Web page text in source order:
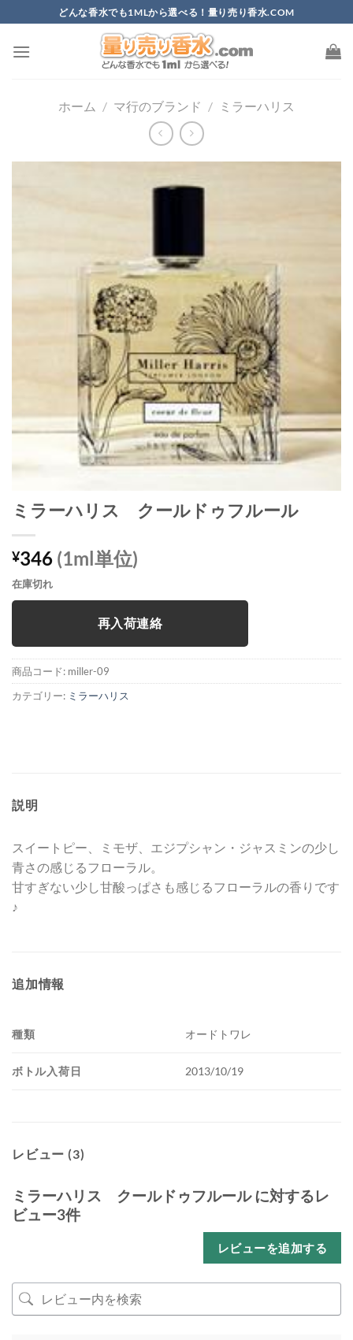
to
content
どんな香水でも1MLから選べる！量り売り香水.COM
ホーム / マ行のブランド / ミラーハリス
ミラーハリス クールドゥフルール
¥346 (1ml単位)
在庫切れ
再入荷連絡
商品コード: miller-09
カテゴリー: ミラーハリス
説明
スイートピー、ミモザ、エジプシャン・ジャスミンの少し
青さの感じるフローラル。
甘すぎない少し甘酸っぱさも感じるフローラルの香りです
♪
追加情報
種類 オードトワレ
ボトル入荷日 2013/10/19
レビュー (3)
ミラーハリス クールドゥフルールに対するレ
ビュー3件
レビューを追加する